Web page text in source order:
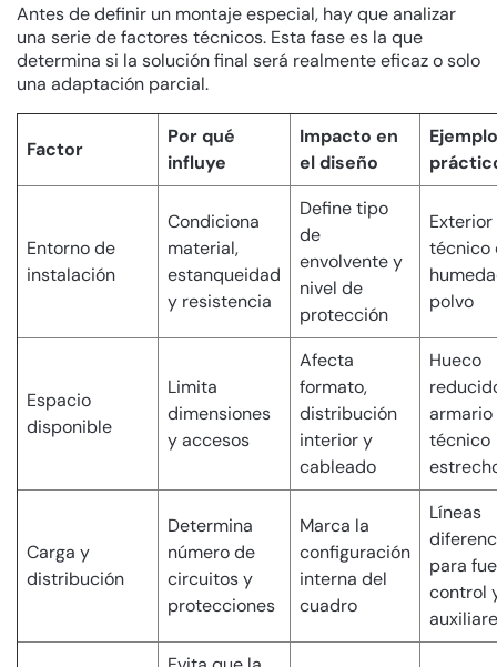
Antes de definir un montaje especial, hay que analizar
una serie de factores técnicos. Esta fase es la que
determina si la solución final será realmente eficaz o solo
una adaptación parcial.
Factor
Por qué
influye
Impacto en
el diseño
Ejemplo
Entorno de
instalación
Condiciona
material,
estanqueidad
y resistencia
Define tipo
de
envolvente y
nivel de
protección
Exterior
técnico
polvo
Espacio
disponible
Limita
dimensiones
y accesos
Afecta
formato,
distribución
interior y
cableado
Hueco
armario
técnico
Carga y
distribución
Determina
número de
circuitos y
protecciones
Marca la
configuración
interna del
cuadro
Líneas
para
control